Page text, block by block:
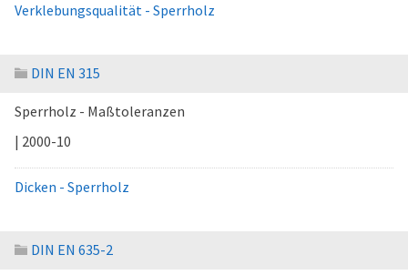
Verklebungsqualität - Sperrholz
DIN EN 315
Sperrholz - Maßtoleranzen
| 2000-10
Dicken - Sperrholz
DIN EN 635-2